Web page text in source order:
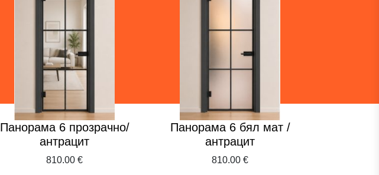
Панорама 6 прозрачно/
антрацит
810.00 €
Панорама 6 бял мат /
антрацит
810.00 €